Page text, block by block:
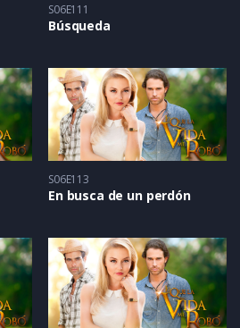
S06E111
Búsqueda
S06E113
En busca de un perdón